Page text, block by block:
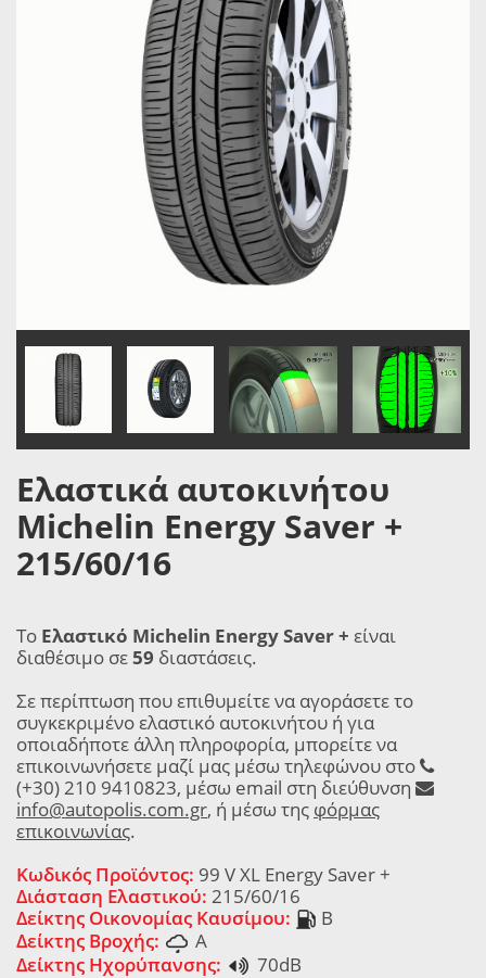
Ελαστικά αυτοκινήτου
Michelin Energy Saver +
215/60/16
Το Ελαστικό Michelin Energy Saver + είναι
διαθέσιμο σε59 διαστάσεις.
Σε περίπτωση που επιθυμείτε να αγοράσετε το
συγκεκριμένο ελαστικό αυτοκινήτου ή για
οποιαδήποτε άλλη πληροφορία, μπορείτε να
επικοινωνήσετε μαζί μας μέσω τηλεφώνου στο
(+30) 210 9410823, μέσω email στη διεύθυνση
info@autopolis.com.gr, ή μέσω της φόρμας
επικοινωνίας.
Κωδικός Προϊόντος: 99 V XL Energy Saver +
Διάσταση Ελαστικού: 215/60/16
Δείκτης Οικονομίας Καυσίμου:
B
Δείκτης Βροχής:
A
Δείκτης Ηχορύπανσης:
70dB